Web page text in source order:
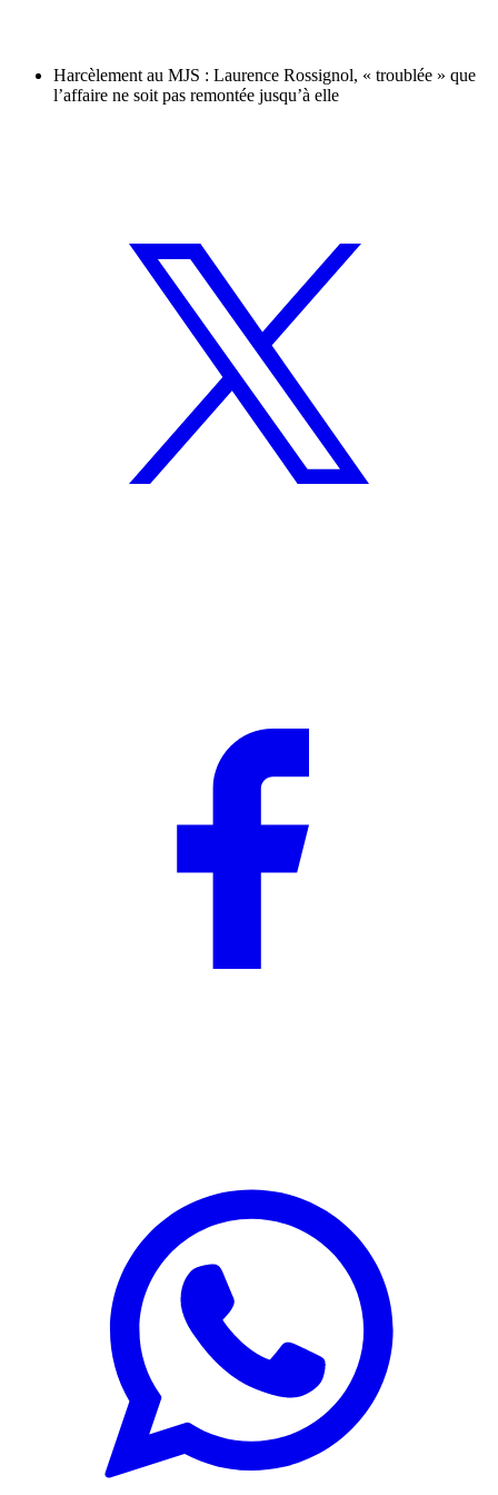
Harcèlement au MJS : Laurence Rossignol, « troublée » que
l’affaire ne soit pas remontée jusqu’à elle